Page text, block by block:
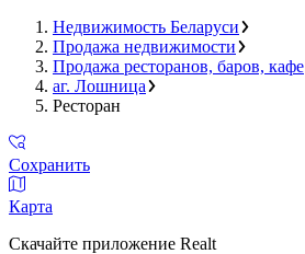
Недвижимость Беларуси
Продажа недвижимости
Продажа ресторанов, баров, кафе
аг. Лошница
Ресторан
Сохранить
Карта
Скачайте приложение Realt